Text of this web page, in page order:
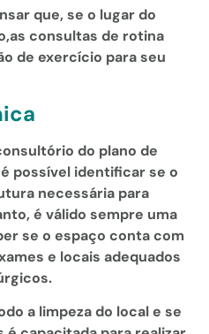
que, se o lugar do
consultas de rotina
de exercício para seu
do plano de
possível identificar se o
necessária para
é válido sempre uma
se o espaço conta com
e locais adequados
a limpeza do local e se